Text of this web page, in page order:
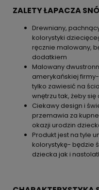
ZALETY ŁAPACZA
Drewniany,
kolorystyki
ręcznie malowany,
dodatkiem
Malowany
amerykańskiej
tylko zawiesić na
wnętrzu tak, żeby się
Ciekawy design i
przemawia za
okazji urodzin
Produkt jest na tyle
kolorystykę- będzie
dziecka jak i